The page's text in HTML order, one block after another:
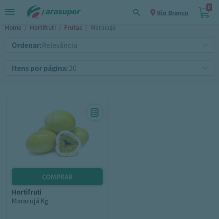
Rio Branco
0
Home / Hortifruti / Frutas / Maracuja
Ordenar:
Itens por página:
hortifruti
Maracujá Kg